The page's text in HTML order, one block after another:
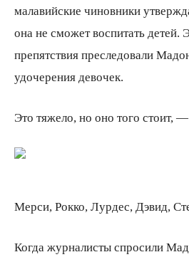
малавийские чиновники
она не сможет воспитать детей.
препятствия преследовали
удочерения девочек.
Это тяжело, но оно того стоит,
Мерси, Рокко, Лурдес, Дэвид,
Когда журналисты спросили